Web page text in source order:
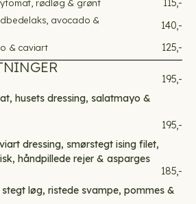
rødløg & grønt 115,-
avocado &
140,-
& caviart 125,-
195,-
husets dressing, salatmayo &
195,-
dressing, smørstegt ising filet,
håndpillede rejer & asparges
185,-
løg, ristede svampe, pommes &